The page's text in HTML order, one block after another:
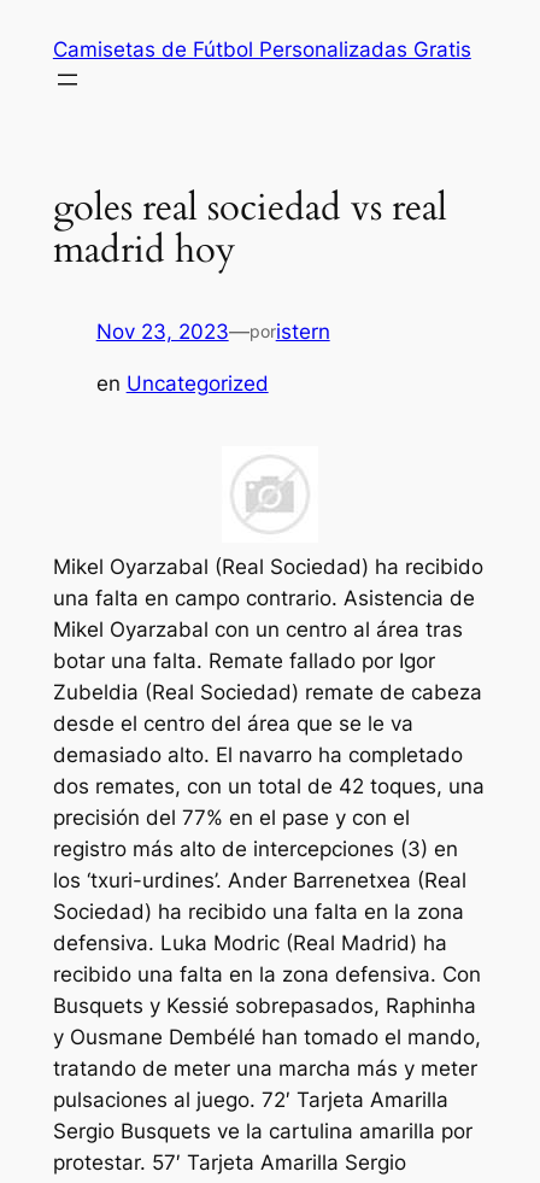
contenido
Camisetas de Fútbol Personalizadas Gratis
goles real sociedad vs real
madrid hoy
Nov 23, 2023—poristern
en Uncategorized
Mikel Oyarzabal (Real Sociedad) ha recibido
una falta en campo contrario. Asistencia de
Mikel Oyarzabal con un centro al área tras
botar una falta. Remate fallado por Igor
Zubeldia (Real Sociedad) remate de cabeza
desde el centro del área que se le va
demasiado alto. El navarro ha completado
dos remates, con un total de 42 toques, una
precisión del 77% en el pase y con el
registro más alto de intercepciones (3) en
los ‘txuri-urdines’. Ander Barrenetxea (Real
Sociedad) ha recibido una falta en la zona
defensiva. Luka Modric (Real Madrid) ha
recibido una falta en la zona defensiva. Con
Busquets y Kessié sobrepasados, Raphinha
y Ousmane Dembélé han tomado el mando,
tratando de meter una marcha más y meter
pulsaciones al juego. 72′ Tarjeta Amarilla
Sergio Busquets ve la cartulina amarilla por
protestar. 57′ Tarjeta Amarilla Sergio